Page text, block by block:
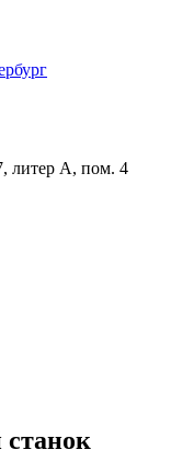
литер А, пом. 4